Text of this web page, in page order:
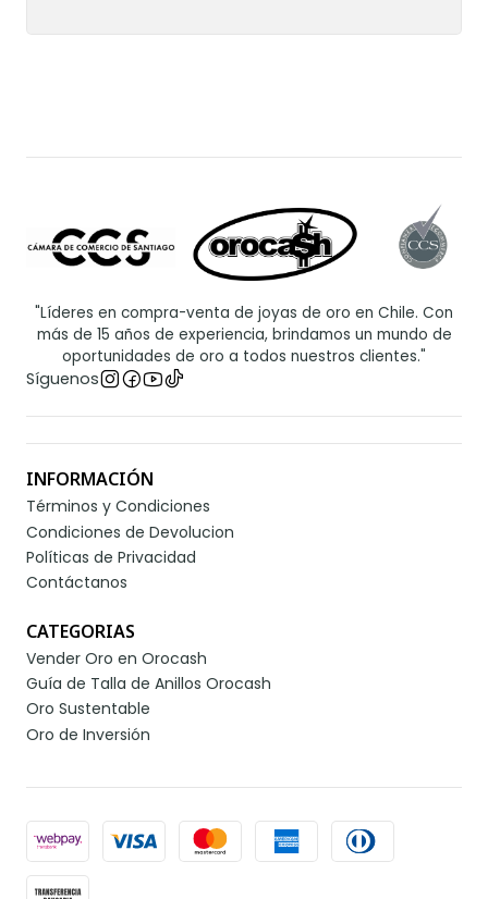
"Líderes en compra-venta de joyas de oro en Chile. Con
más de 15 años de experiencia, brindamos un mundo de
oportunidades de oro a todos nuestros clientes."
Síguenos
INFORMACIÓN
Términos y Condiciones
Condiciones de Devolucion
Políticas de Privacidad
Contáctanos
CATEGORIAS
Vender Oro en Orocash
Guía de Talla de Anillos Orocash
Oro Sustentable
Oro de Inversión